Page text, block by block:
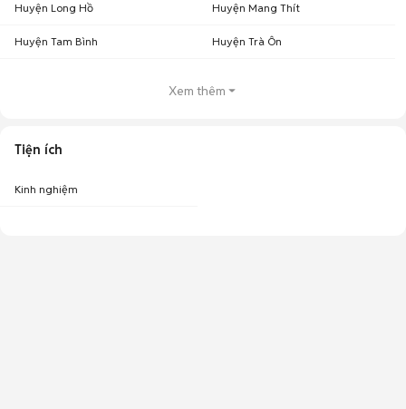
Huyện Long Hồ Huyện Mang Thít
Huyện Tam Bình Huyện Trà Ôn
Xem thêm
Tiện ích
Kinh nghiệm